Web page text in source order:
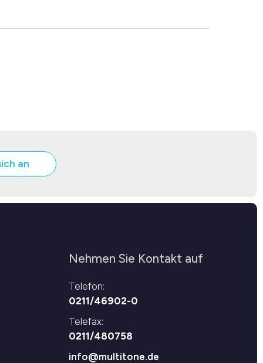
an
Nehmen Sie Kontakt auf
Telefon:
0211/46902-0
Telefax:
0211/480758
info@multitone.de